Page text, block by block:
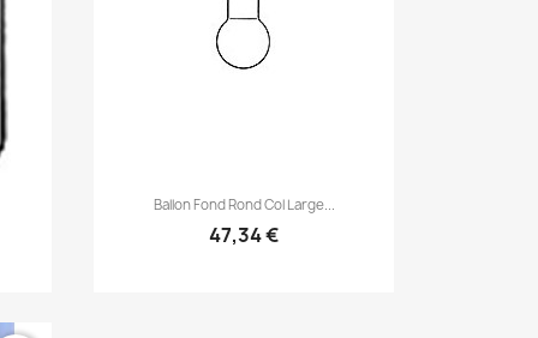
Aperçu rapide
Ballon Fond Rond Col Large...
47,34 €